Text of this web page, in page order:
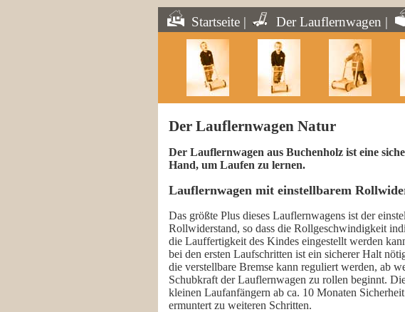
Startseite | Der Lauflernwagen |
Der Lauflernwagen Natur
Der Lauflernwagen aus Buchenholz ist eine
Hand, um Laufen zu lernen.
Lauflernwagen mit einstellbarem
Das größte Plus dieses Lauflernwagens ist der
Rollwiderstand, so dass die Rollgeschwindigkeit
die Lauffertigkeit des Kindes eingestellt werden
bei den ersten Laufschritten ist ein sicherer Halt
die verstellbare Bremse kann reguliert werden, ab
Schubkraft der Lauflernwagen zu rollen beginnt.
kleinen Laufanfängern ab ca. 10 Monaten
ermuntert zu weiteren Schritten.